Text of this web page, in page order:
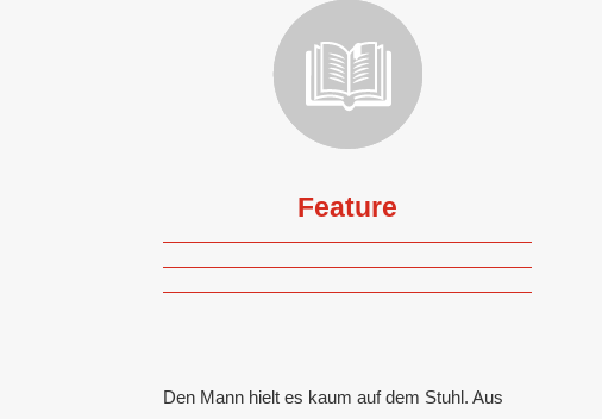
Feature
Den Mann hielt es kaum auf dem Stuhl. Aus